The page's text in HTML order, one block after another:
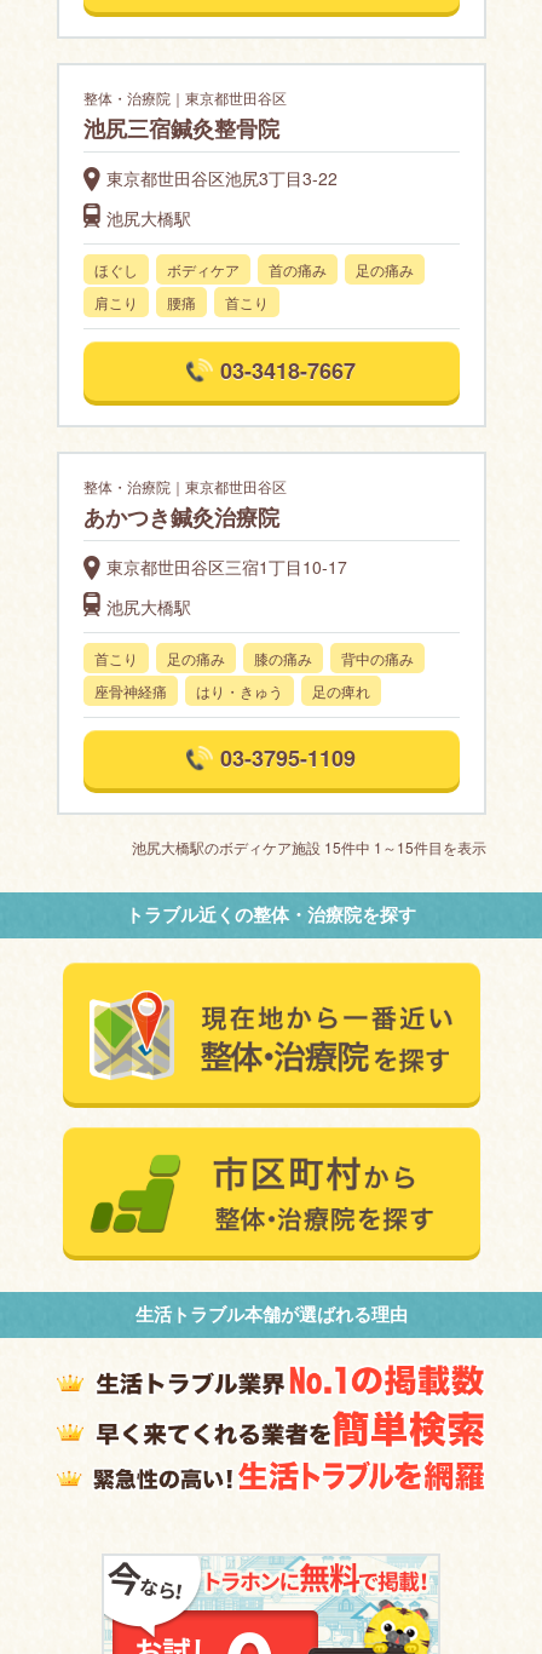
整体・治療院｜東京都世田谷区
池尻三宿鍼灸整骨院
東京都世田谷区池尻3丁目3-22
池尻大橋駅
ほぐし ボディケア 首の痛み
足の痛み
肩こり
腰痛 首こり
03-3418-7667
整体・治療院｜東京都世田谷区
あかつき鍼灸治療院
東京都世田谷区三宿1丁目10-17
池尻大橋駅
首こり 足の痛み 膝の痛み
背中の痛み
座骨神経痛
はり・きゅう 足の痺れ
03-3795-1109
池尻大橋駅のボディケア施設 15件中 1～15件目を表示
トラブル近くの整体・治療院を探す
生活トラブル本舗が選ばれる理由